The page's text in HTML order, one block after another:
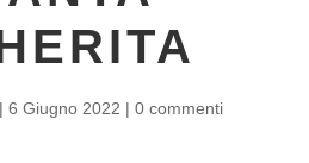
| 6 Giugno 2022 | 0 commenti